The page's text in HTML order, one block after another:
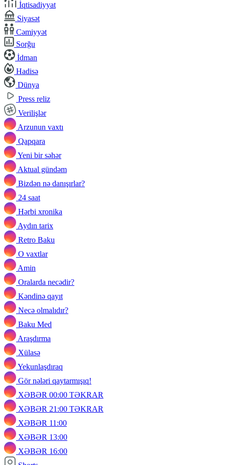
İqtisadiyyat
Siyasət
Cəmiyyət
Sorğu
İdman
Hadisə
Dünya
Press reliz
Verilişlər
Arzunun vaxtı
Qapqara
Yeni bir səhər
Aktual gündəm
Bizdən nə danışırlar?
24 saat
Hərbi xronika
Aydın tarix
Retro Baku
O vaxtlar
Amin
Oralarda necədir?
Kəndinə qayıt
Necə olmalıdır?
Baku Med
Araşdırma
Xülasə
Yekunlaşdıraq
Gör nələri qaytarmışıq!
XƏBƏR 00:00 TƏKRAR
XƏBƏR 21:00 TƏKRAR
XƏBƏR 11:00
XƏBƏR 13:00
XƏBƏR 16:00